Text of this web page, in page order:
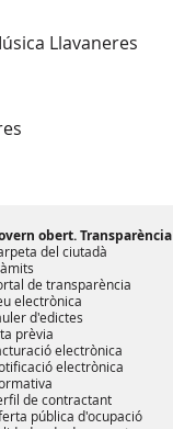
Llavaneres
obert. Transparència
del ciutadà
de transparència
electrònica
d'edictes
prèvia
electrònica
electrònica
de contractant
pública d'ocupació